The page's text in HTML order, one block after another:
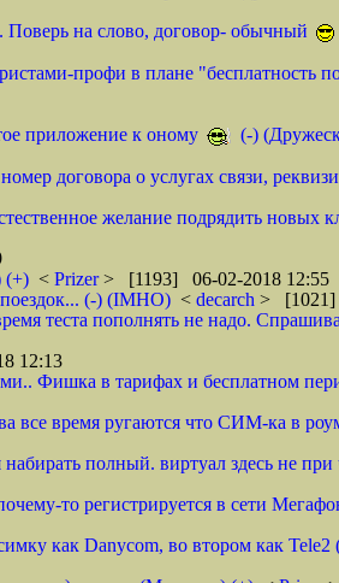
Поверь на слово, договор- обычный
профи в плане "бесплатность
приложение к оному
(-)
договора о услугах связи,
желание подрядить новых
(+) < Prizer> [1193] 06-02-2018 12:55
(-) (IMHO) < decarch > [1021]
теста пополнять не надо.
12:13
Фишка в тарифах и бесплатном
все время ругаются что СИМ-ка в
полный. виртуал здесь не при
то регистрируется в сети
как Danycom, во втором как Tele2